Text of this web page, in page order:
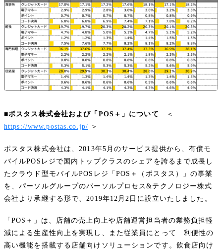
■ポスタス株式会社および「POS＋」について
＜
https://www.postas.co.jp/ ＞
ポスタス株式会社は、2013年5月のサービス提供から、有償モ
バイルPOSレジで国内トップクラスのシェアを誇るまで成長し
たクラウド型モバイルPOSレジ「POS＋（ポスタス）」の事業
を、パーソルグループのパーソルプロセス&テクノロジー株式
会社より承継する形で、2019年12月2日に設立いたしました。
「POS＋」は、店舗の売上向上や店舗運営担当者の業務負担軽
減による生産性向上を実現し、また従業員にとって 利便性の
高い機能を搭載する店舗向けソリューションです。飲食店向け